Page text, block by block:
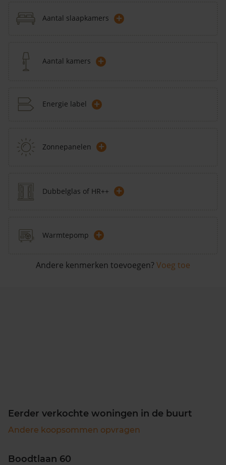
Aantal slaapkamers +
Aantal kamers +
Energie label +
Zonnepanelen +
Dubbelglas of HR++ +
Warmtepomp +
Andere kenmerken toevoegen? Voeg toe
Eerder verkochte woningen in de buurt
Andere koopsommen opvragen
Boodtlaan 60